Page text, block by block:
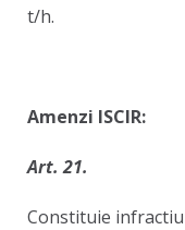
t/h.
Amenzi ISCIR:
Art. 21.
Constituie